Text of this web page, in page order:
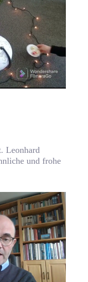
Leonhard
und frohe